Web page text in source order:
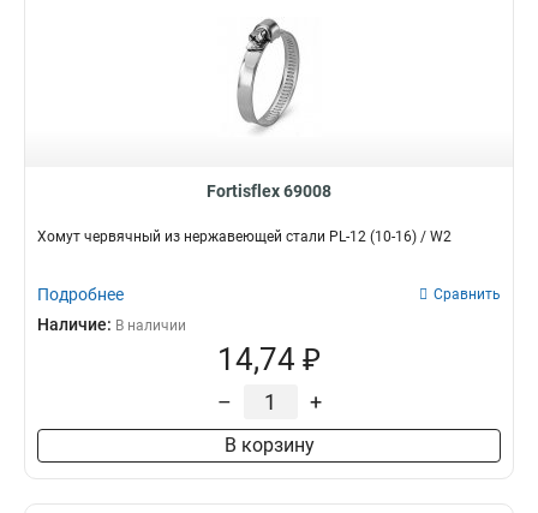
Fortisflex 69008
Хомут червячный из нержавеющей стали PL-12 (10-16) / W2
Подробнее Сравнить
Наличие: В наличии
14,74 ₽
– +
В корзину